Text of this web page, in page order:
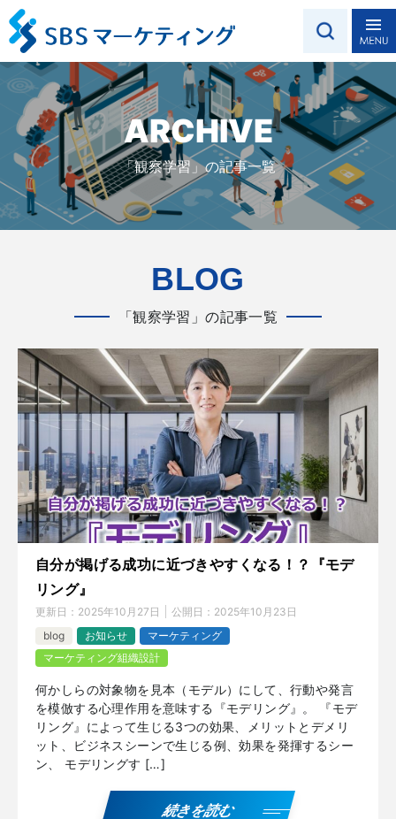
ARCHIVE
「観察学習」の記事一覧
BLOG
「観察学習」の記事一覧
自分が掲げる成功に近づきやすくなる！？『モデ
リング』
更新日： 2025年10月27日 公開日： 2025年10月23日
blog
お知らせ
マーケティング
マーケティング組織設計
何かしらの対象物を見本（モデル）にして、行動や発言
を模倣する心理作用を意味する『モデリング』。 『モデ
リング』によって生じる3つの効果、メリットとデメリ
ット、ビジネスシーンで生じる例、効果を発揮するシー
ン、 モデリングす […]
続きを読む